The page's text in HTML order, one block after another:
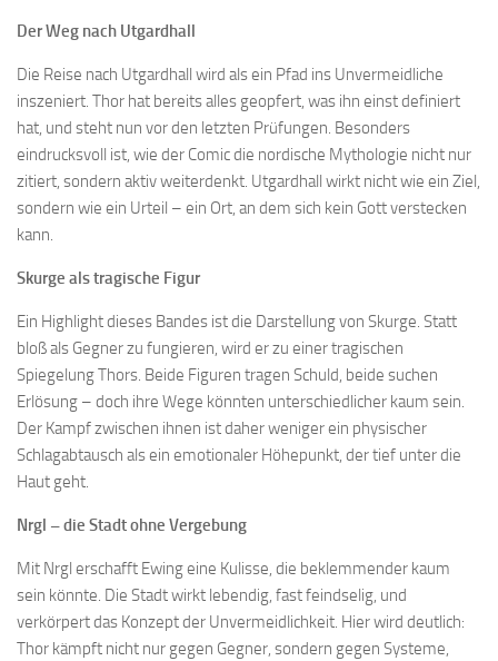
Der Weg nach Utgardhall
Die Reise nach Utgardhall wird als ein Pfad ins Unvermeidliche
inszeniert. Thor hat bereits alles geopfert, was ihn einst definiert
hat, und steht nun vor den letzten Prüfungen. Besonders
eindrucksvoll ist, wie der Comic die nordische Mythologie nicht nur
zitiert, sondern aktiv weiterdenkt. Utgardhall wirkt nicht wie ein Ziel,
sondern wie ein Urteil – ein Ort, an dem sich kein Gott verstecken
kann.
Skurge als tragische Figur
Ein Highlight dieses Bandes ist die Darstellung von Skurge. Statt
bloß als Gegner zu fungieren, wird er zu einer tragischen
Spiegelung Thors. Beide Figuren tragen Schuld, beide suchen
Erlösung – doch ihre Wege könnten unterschiedlicher kaum sein.
Der Kampf zwischen ihnen ist daher weniger ein physischer
Schlagabtausch als ein emotionaler Höhepunkt, der tief unter die
Haut geht.
Nrgl – die Stadt ohne Vergebung
Mit Nrgl erschafft Ewing eine Kulisse, die beklemmender kaum
sein könnte. Die Stadt wirkt lebendig, fast feindselig, und
verkörpert das Konzept der Unvermeidlichkeit. Hier wird deutlich:
Thor kämpft nicht nur gegen Gegner, sondern gegen Systeme,